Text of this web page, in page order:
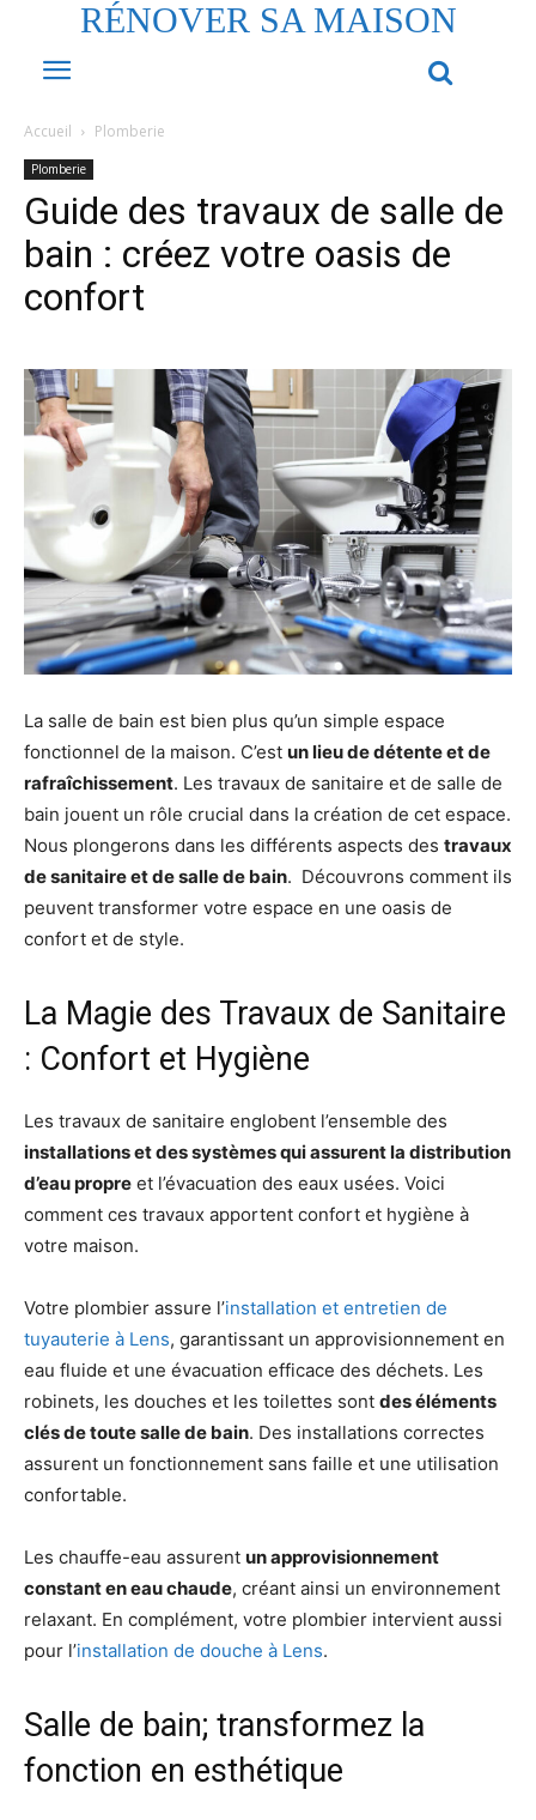
RÉNOVER SA MAISON
Accueil Plomberie
Plomberie
Guide des travaux de salle de
bain : créez votre oasis de
confort
La salle de bain est bien plus qu’un simple espace
fonctionnel de la maison. C’est un lieu de détente et de
rafraîchissement. Les travaux de sanitaire et de salle de
bain jouent un rôle crucial dans la création de cet espace.
Nous plongerons dans les différents aspects des travaux
de sanitaire et de salle de bain. Découvrons comment ils
peuvent transformer votre espace en une oasis de
confort et de style.
La Magie des Travaux de Sanitaire
: Confort et Hygiène
Les travaux de sanitaire englobent l’ensemble des
installations et des systèmes qui assurent la distribution
d’eau propre et l’évacuation des eaux usées. Voici
comment ces travaux apportent confort et hygiène à
votre maison.
Votre plombier assure l’installation et entretien de
tuyauterie à Lens, garantissant un approvisionnement en
eau fluide et une évacuation efficace des déchets. Les
robinets, les douches et les toilettes sont des éléments
clés de toute salle de bain. Des installations correctes
assurent un fonctionnement sans faille et une utilisation
confortable.
Les chauffe-eau assurent un approvisionnement
constant en eau chaude, créant ainsi un environnement
relaxant. En complément, votre plombier intervient aussi
pour l’installation de douche à Lens.
Salle de bain; transformez la
fonction en esthétique